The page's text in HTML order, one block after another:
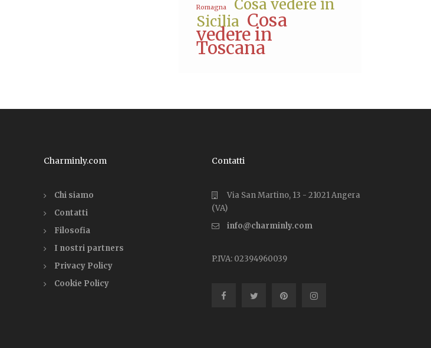
Romagna
Cosa vedere in
Sicilia Cosa
vedere in
Toscana
Charminly.com
Chi siamo
Contatti
Filosofia
I nostri partners
Privacy Policy
Cookie Policy
Contatti
Via San Martino, 13 - 21021 Angera
(VA)
info@charminly.com
P.IVA: 02394960039